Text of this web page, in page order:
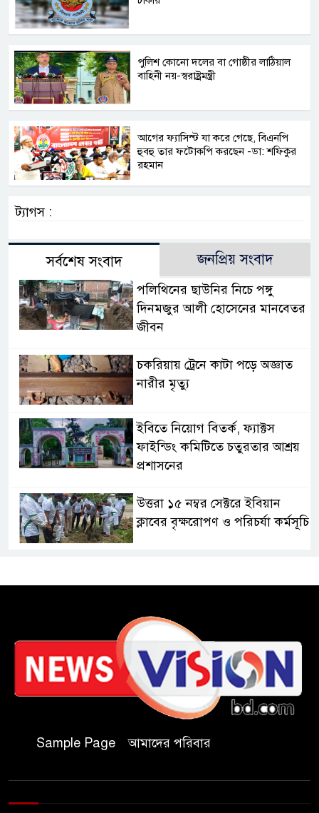
পুলিশ কোনো দলের বা গোষ্ঠীর লাঠিয়াল
বাহিনী নয়-স্বরাষ্ট্রমন্ত্রী
আগের ফ্যাসিস্ট যা করে গেছে, বিএনপি
হুবহু তার ফটোকপি করছেন -ডা: শফিকুর
রহমান
ট্যাগস :
সর্বশেষ সংবাদ জনপ্রিয় সংবাদ
পলিথিনের ছাউনির নিচে পঙ্গু
দিনমজুর আলী হোসেনের মানবেতর
জীবন
চকরিয়ায় ট্রেনে কাটা পড়ে অজ্ঞাত
নারীর মৃত্যু
ইবিতে নিয়োগ বিতর্ক, ফ্যাক্টস
ফাইন্ডিং কমিটিতে চতুরতার আশ্রয়
প্রশাসনের
উত্তরা ১৫ নম্বর সেক্টরে ইবিয়ান
ক্লাবের বৃক্ষরোপণ ও পরিচর্যা কর্মসূচি
জামায়াত
কাল মহেশখালী দিয়ে শুরু
প্রধানমন্ত্রীর চট্টগ্রাম সফর
হল দখল করে অছাত্র ও সন্ত্রাসীদের
অভয়ারণ্য করা যাবে না-শিবির
Sample Page আমাদের পরিবার